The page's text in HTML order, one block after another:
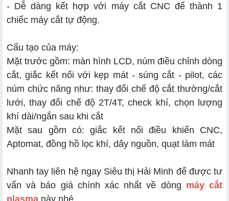
- Dễ dàng kết hợp với máy cắt CNC để thành 1
chiếc máy cắt tự động.
Cấu tạo của máy:
Mặt trước gồm: màn hình LCD, núm điều chỉnh dòng
cắt, giắc kết nối với kẹp mát - súng cắt - pilot, các
núm chức năng như: thay đổi chế độ cắt thường/cắt
lưới, thay đổi chế độ 2T/4T, check khí, chọn lượng
khí dài/ngắn sau khi cắt
Mặt sau gồm có: giắc kết nối điều khiển CNC,
Aptomat, đồng hồ lọc khí, dây nguồn, quạt làm mát
Nhanh tay liên hệ ngay Siêu thị Hải Minh để được tư
vấn và báo giá chính xác nhất về dòng máy cắt
plasma này nhé.